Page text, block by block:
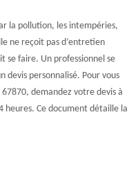
la pollution, les intempéries,
ne reçoit pas d’entretien
se faire. Un professionnel se
personnalisé. Pour vous
demandez votre devis à
heures. Ce document détaille la